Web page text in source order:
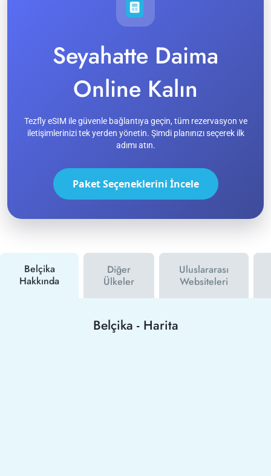
Seyahatte Daima
Online Kalın
Tezfly eSIM ile güvenle bağlantıya geçin, tüm rezervasyon ve
iletişimlerinizi tek yerden yönetin. Şimdi planınızı seçerek ilk
adımı atın.
Paket Seçeneklerini İncele
Belçika
Hakkında
Diğer
Ülkeler
Uluslararası
Websiteleri
Belçika - Harita